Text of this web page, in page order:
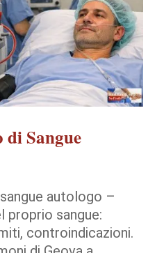
di Sangue
autologo –
proprio sangue:
controindicazioni.